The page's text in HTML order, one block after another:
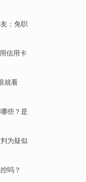
：免职
信用卡
就看
些？是
为疑似
吗？